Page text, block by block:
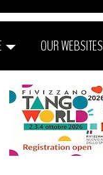
OUR WEBSITES